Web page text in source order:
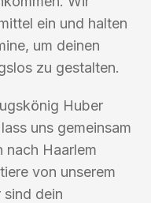
ein und halten
um deinen
zu gestalten.
Huber
uns gemeinsam
nach Haarlem
von unserem
sind dein